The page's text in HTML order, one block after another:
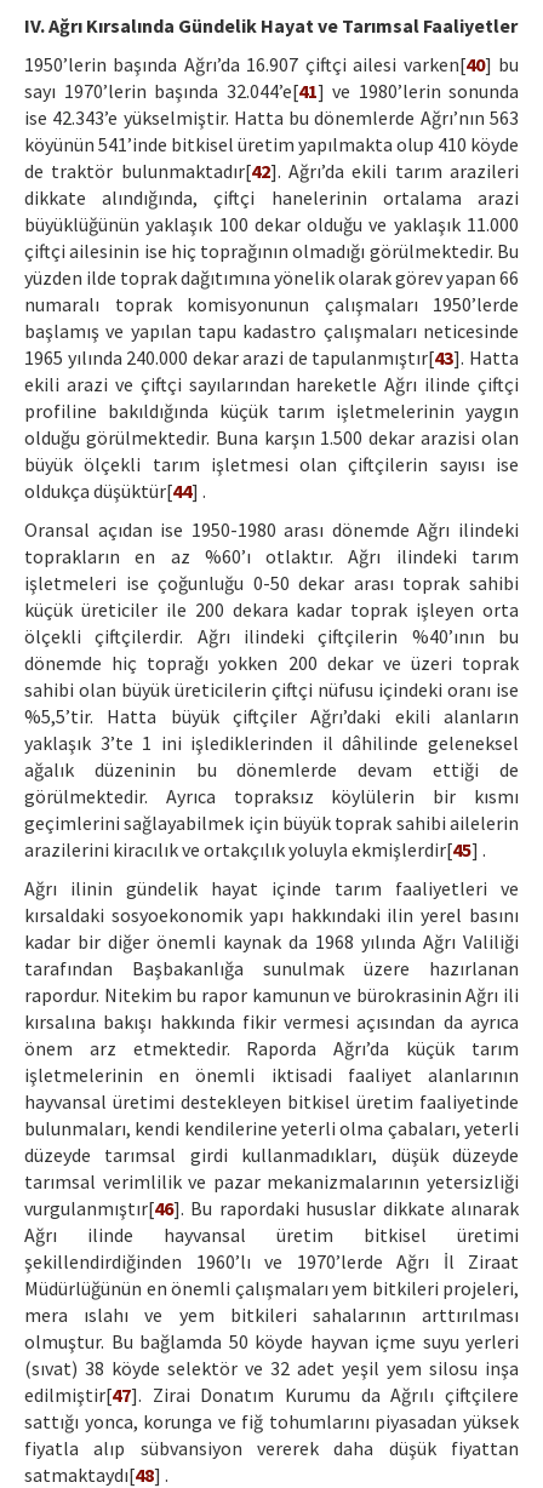
IV. Ağrı Kırsalında Gündelik Hayat ve Tarımsal Faaliyetler
1950’lerin başında Ağrı’da 16.907 çiftçi ailesi varken[40] bu
sayı 1970’lerin başında 32.044’e[41] ve 1980’lerin sonunda
ise 42.343’e yükselmiştir. Hatta bu dönemlerde Ağrı’nın 563
köyünün 541’inde bitkisel üretim yapılmakta olup 410 köyde
de traktör bulunmaktadır[42]. Ağrı’da ekili tarım arazileri
dikkate alındığında, çiftçi hanelerinin ortalama arazi
büyüklüğünün yaklaşık 100 dekar olduğu ve yaklaşık 11.000
çiftçi ailesinin ise hiç toprağının olmadığı görülmektedir. Bu
yüzden ilde toprak dağıtımına yönelik olarak görev yapan 66
numaralı toprak komisyonunun çalışmaları 1950’lerde
başlamış ve yapılan tapu kadastro çalışmaları neticesinde
1965 yılında 240.000 dekar arazi de tapulanmıştır[43]. Hatta
ekili arazi ve çiftçi sayılarından hareketle Ağrı ilinde çiftçi
profiline bakıldığında küçük tarım işletmelerinin yaygın
olduğu görülmektedir. Buna karşın 1.500 dekar arazisi olan
büyük ölçekli tarım işletmesi olan çiftçilerin sayısı ise
oldukça düşüktür[44] .
Oransal açıdan ise 1950-1980 arası dönemde Ağrı ilindeki
toprakların en az %60’ı otlaktır. Ağrı ilindeki tarım
işletmeleri ise çoğunluğu 0-50 dekar arası toprak sahibi
küçük üreticiler ile 200 dekara kadar toprak işleyen orta
ölçekli çiftçilerdir. Ağrı ilindeki çiftçilerin %40’ının bu
dönemde hiç toprağı yokken 200 dekar ve üzeri toprak
sahibi olan büyük üreticilerin çiftçi nüfusu içindeki oranı ise
%5,5’tir. Hatta büyük çiftçiler Ağrı’daki ekili alanların
yaklaşık 3’te 1 ini işlediklerinden il dâhilinde geleneksel
ağalık düzeninin bu dönemlerde devam ettiği de
görülmektedir. Ayrıca topraksız köylülerin bir kısmı
geçimlerini sağlayabilmek için büyük toprak sahibi ailelerin
arazilerini kiracılık ve ortakçılık yoluyla ekmişlerdir[45] .
Ağrı ilinin gündelik hayat içinde tarım faaliyetleri ve
kırsaldaki sosyoekonomik yapı hakkındaki ilin yerel basını
kadar bir diğer önemli kaynak da 1968 yılında Ağrı Valiliği
tarafından Başbakanlığa sunulmak üzere hazırlanan
rapordur. Nitekim bu rapor kamunun ve bürokrasinin Ağrı ili
kırsalına bakışı hakkında fikir vermesi açısından da ayrıca
önem arz etmektedir. Raporda Ağrı’da küçük tarım
işletmelerinin en önemli iktisadi faaliyet alanlarının
hayvansal üretimi destekleyen bitkisel üretim faaliyetinde
bulunmaları, kendi kendilerine yeterli olma çabaları, yeterli
düzeyde tarımsal girdi kullanmadıkları, düşük düzeyde
tarımsal verimlilik ve pazar mekanizmalarının yetersizliği
vurgulanmıştır[46]. Bu rapordaki hususlar dikkate alınarak
Ağrı ilinde hayvansal üretim bitkisel üretimi
şekillendirdiğinden 1960’lı ve 1970’lerde Ağrı İl Ziraat
Müdürlüğünün en önemli çalışmaları yem bitkileri projeleri,
mera ıslahı ve yem bitkileri sahalarının arttırılması
olmuştur. Bu bağlamda 50 köyde hayvan içme suyu yerleri
(sıvat) 38 köyde selektör ve 32 adet yeşil yem silosu inşa
edilmiştir[47]. Zirai Donatım Kurumu da Ağrılı çiftçilere
sattığı yonca, korunga ve fiğ tohumlarını piyasadan yüksek
fiyatla alıp sübvansiyon vererek daha düşük fiyattan
satmaktaydı[48] .